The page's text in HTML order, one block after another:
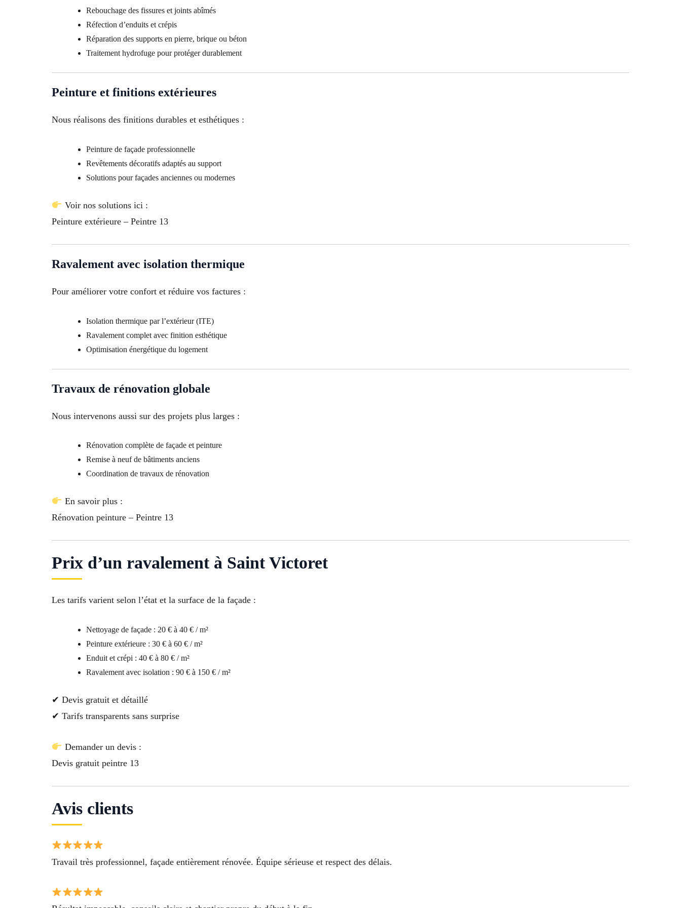
Rebouchage des fissures et joints abîmés
Réfection d’enduits et crépis
Réparation des supports en pierre, brique ou béton
Traitement hydrofuge pour protéger durablement
Peinture et finitions extérieures
Nous réalisons des finitions durables et esthétiques :
Peinture de façade professionnelle
Revêtements décoratifs adaptés au support
Solutions pour façades anciennes ou modernes
Voir nos solutions ici :
Peinture extérieure – Peintre 13
Ravalement avec isolation thermique
Pour améliorer votre confort et réduire vos factures :
Isolation thermique par l’extérieur (ITE)
Ravalement complet avec finition esthétique
Optimisation énergétique du logement
Travaux de rénovation globale
Nous intervenons aussi sur des projets plus larges :
Rénovation complète de façade et peinture
Remise à neuf de bâtiments anciens
Coordination de travaux de rénovation
En savoir plus :
Rénovation peinture – Peintre 13
Prix d’un ravalement à Saint Victoret
Les tarifs varient selon l’état et la surface de la façade :
Nettoyage de façade : 20 € à 40 € / m²
Peinture extérieure : 30 € à 60 € / m²
Enduit et crépi : 40 € à 80 € / m²
Ravalement avec isolation : 90 € à 150 € / m²
✔ Devis gratuit et détaillé
✔ Tarifs transparents sans surprise
Demander un devis :
Devis gratuit peintre 13
Avis clients
Travail très professionnel, façade entièrement rénovée. Équipe sérieuse et respect des délais.